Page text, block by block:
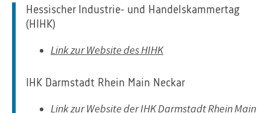
Hessischer Industrie- und Handelskammertag
(HIHK)
Link zur Website des HIHK
IHK Darmstadt Rhein Main Neckar
Link zur Website der IHK Darmstadt Rhein Main